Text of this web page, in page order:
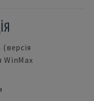
WinMax